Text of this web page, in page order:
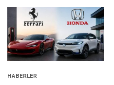
HABERLER